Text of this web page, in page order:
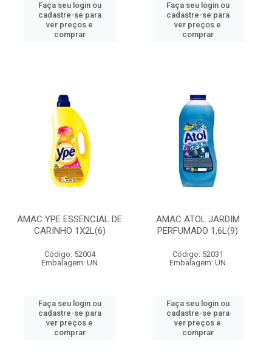
Faça seu login ou
cadastre-se para
ver preços e
comprar
Faça seu login ou
cadastre-se para
ver preços e
comprar
AMAC YPE ESSENCIAL DE
CARINHO 1X2L(6)
Código: 52004
Embalagem: UN
Faça seu login ou
cadastre-se para
ver preços e
comprar
AMAC ATOL JARDIM
PERFUMADO 1,6L(9)
Código: 52031
Embalagem: UN
Faça seu login ou
cadastre-se para
ver preços e
comprar